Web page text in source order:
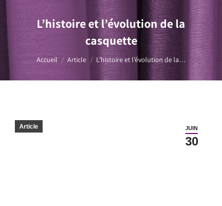
L’histoire et l’évolution de la
casquette
Vous êtes ici :
Accueil Article L’histoire et l’évolution de la…
JUIN
30
Article